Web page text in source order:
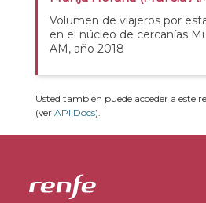
Volumen de viajeros por
en el núcleo de cercanías
AM, año 2018
Usted también puede acceder a este
(ver API Docs).